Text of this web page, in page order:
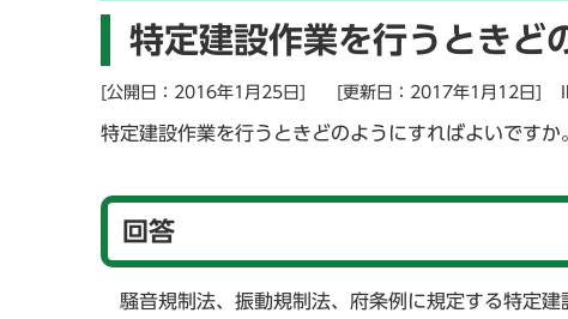
特定建設作業を行うときど
[公開日：2016年1月25日] [更新日：2017年1月12日]
特定建設作業を行うときどのようにすればよいですか
回答
騒音規制法、振動規制法、府条例に規定する特定